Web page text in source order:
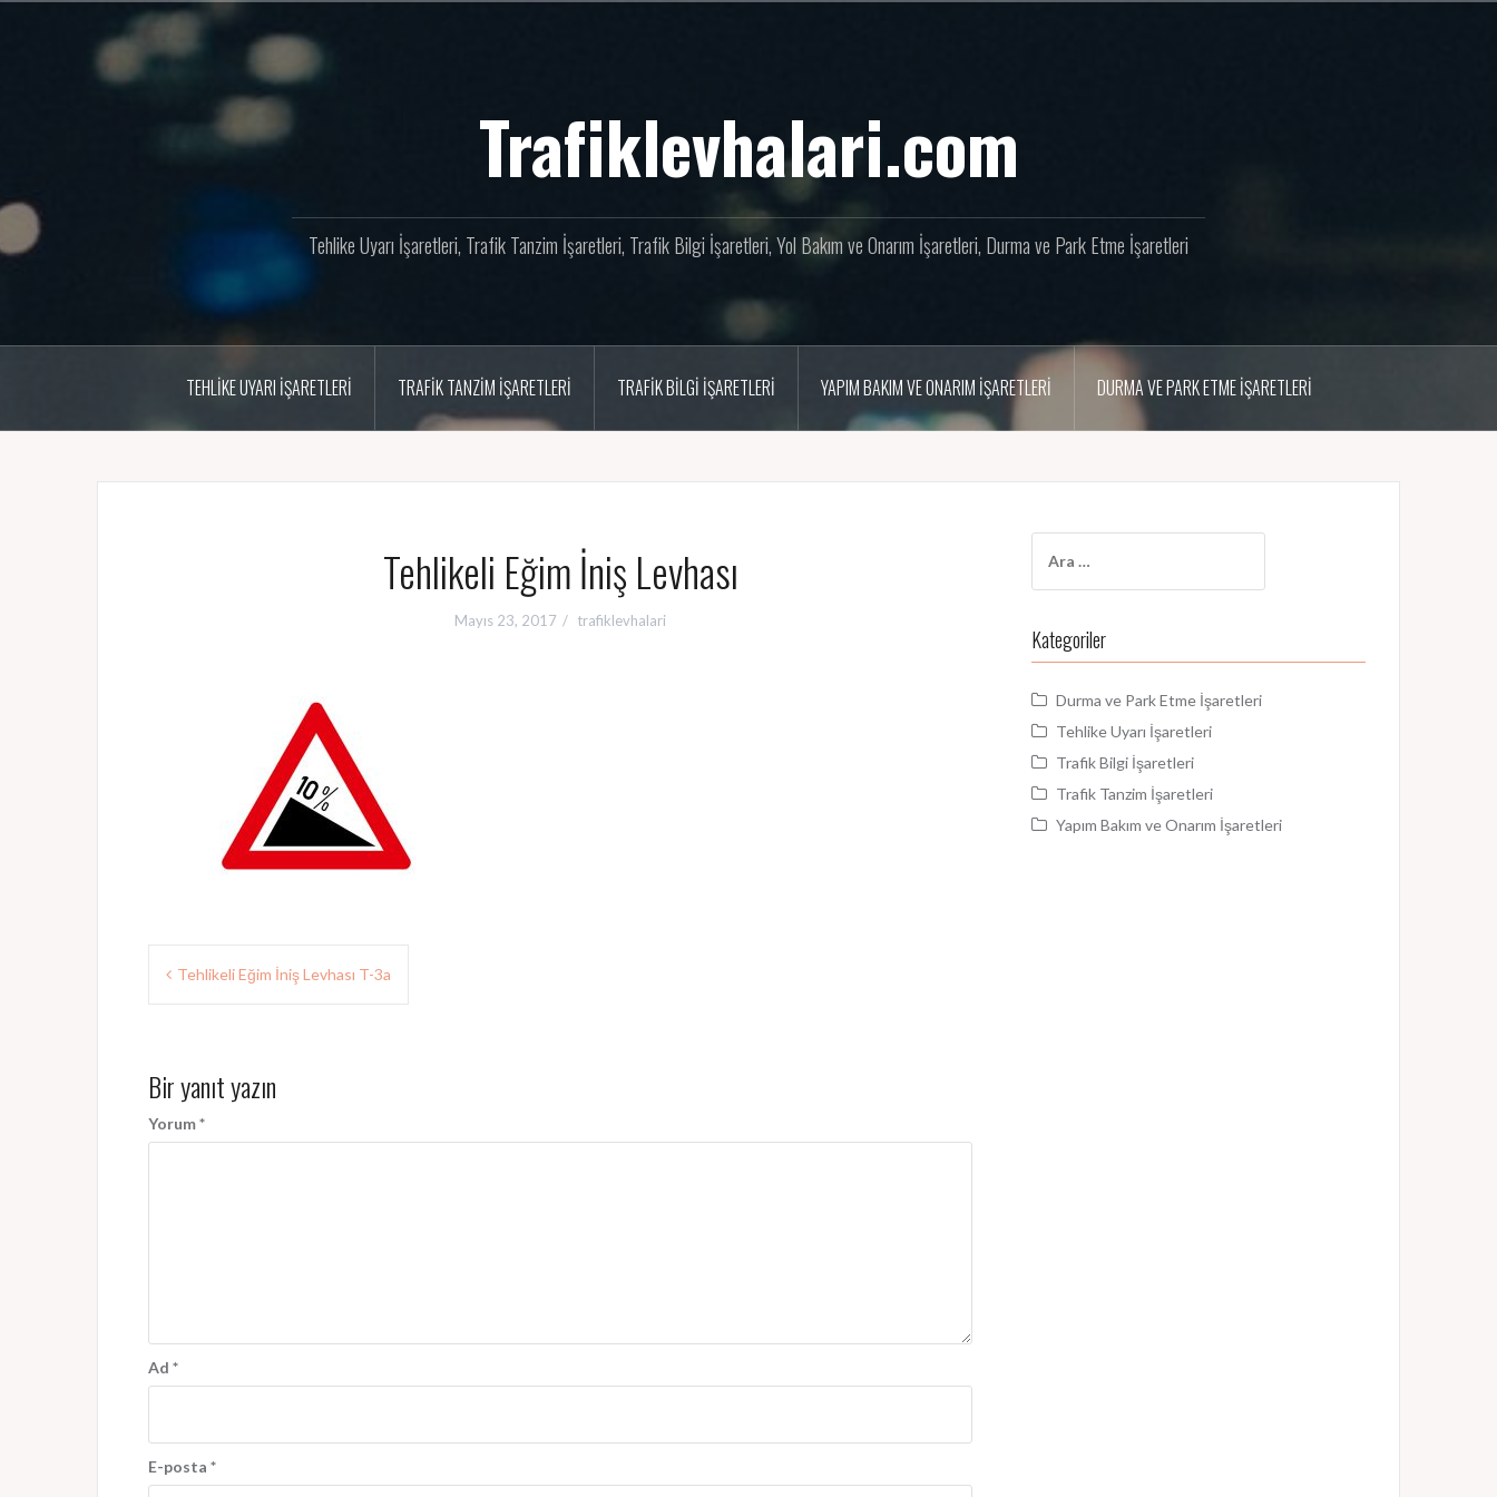
Trafiklevhalari.com
Tehlike Uyarı İşaretleri, Trafik Tanzim İşaretleri, Trafik Bilgi İşaretleri, Yol Bakım ve Onarım İşaretleri, Durma ve Park Etme İşaretleri
TEHLIKE UYARI İŞARETLERI TRAFIK TANZIM İŞARETLERI TRAFIK BILGI İŞARETLERI YAPIM BAKIM VE ONARIM İŞARETLERI DURMA VE PARK ETME İŞARETLERI
Tehlikeli Eğim İniş Levhası
Mayıs 23, 2017 trafiklevhalari
Yazı
gezinmesi
Tehlikeli Eğim İniş Levhası T-3a
Bir yanıt yazın
Yorum*
Ad *
E-posta *
Kategoriler
Durma ve Park Etme İşaretleri
Tehlike Uyarı İşaretleri
Trafik Bilgi İşaretleri
Trafik Tanzim İşaretleri
Yapım Bakım ve Onarım İşaretleri